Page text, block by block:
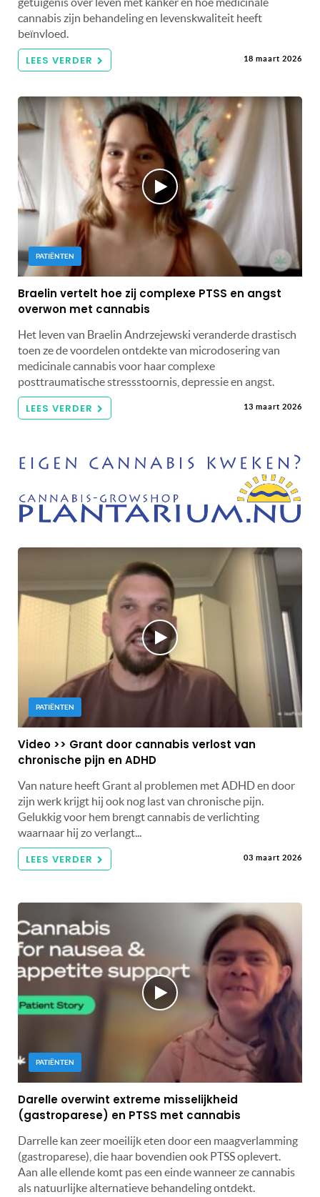
cannabis zijn behandeling en levenskwaliteit heeft
beïnvloed.
LEES VERDER 18 maart 2026
PATIËNTEN
Braelin vertelt hoe zij complexe PTSS en angst
overwon met cannabis
Het leven van Braelin Andrzejewski veranderde drastisch
toen ze de voordelen ontdekte van microdosering van
medicinale cannabis voor haar complexe
posttraumatische stressstoornis, depressie en angst.
LEES VERDER 13 maart 2026
PATIËNTEN
Video >> Grant door cannabis verlost van
chronische pijn en ADHD
Van nature heeft Grant al problemen met ADHD en door
zijn werk krijgt hij ook nog last van chronische pijn.
Gelukkig voor hem brengt cannabis de verlichting
waarnaar hij zo verlangt...
LEES VERDER 03 maart 2026
PATIËNTEN
Darelle overwint extreme misselijkheid
(gastroparese) en PTSS met cannabis
Darrelle kan zeer moeilijk eten door een maagverlamming
(gastroparese), die haar bovendien ook PTSS oplevert.
Aan alle ellende komt pas een einde wanneer ze cannabis
als natuurlijke alternatieve behandeling ontdekt.